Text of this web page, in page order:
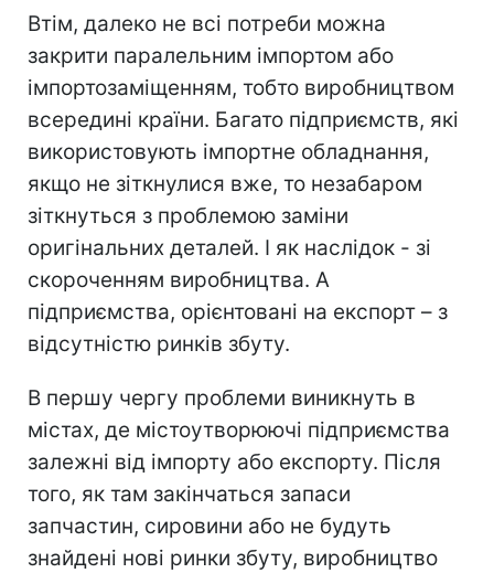
Втім, далеко не всі потреби можна
закрити паралельним імпортом або
імпортозаміщенням, тобто виробництвом
всередині країни. Багато підприємств, які
використовують імпортне обладнання,
якщо не зіткнулися вже, то незабаром
зіткнуться з проблемою заміни
оригінальних деталей. І як наслідок - зі
скороченням виробництва. А
підприємства, орієнтовані на експорт – з
відсутністю ринків збуту.
В першу чергу проблеми виникнуть в
містах, де містоутворюючі підприємства
залежні від імпорту або експорту. Після
того, як там закінчаться запаси
запчастин, сировини або не будуть
знайдені нові ринки збуту, виробництво